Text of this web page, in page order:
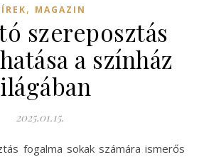
, MAGAZIN
szereposztás
a színház
2025.01.15.